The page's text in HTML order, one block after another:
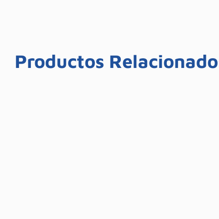
Productos